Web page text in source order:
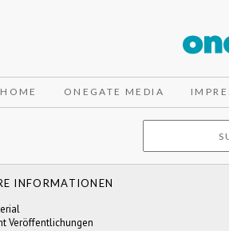
HOME ONEGATE MEDIA
INFORMATIONEN
Veröffentlichungen